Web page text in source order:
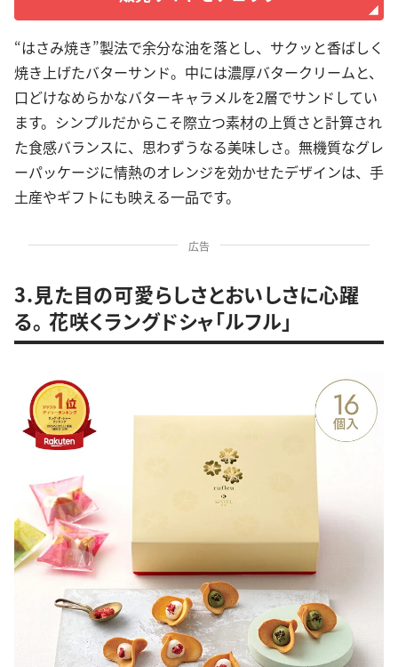
“はさみ焼き”製法で余分な油を落とし、サクッと香ばしく
焼き上げたバターサンド。中には濃厚バタークリームと、
口どけなめらかなバターキャラメルを2層でサンドしてい
ます。シンプルだからこそ際立つ素材の上質さと計算され
た食感バランスに、思わずうなる美味しさ。無機質なグレ
ーパッケージに情熱のオレンジを効かせたデザインは、手
土産やギフトにも映える一品です。
広告
3.見た目の可愛らしさとおいしさに心躍
る。 花咲くラングドシャ「ルフル」